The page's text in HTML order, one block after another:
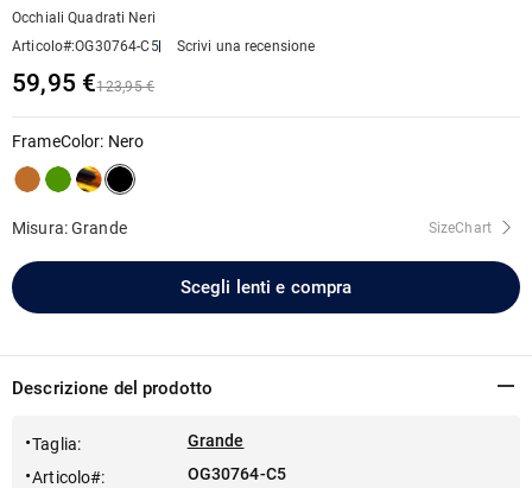
Occhiali Quadrati Neri
Articolo#:OG30764-C5 Scrivi una recensione
59,95 €123,95 €
FrameColor: Nero
Misura: Grande SizeChart
Scegli lenti e compra
Descrizione del prodotto
Taglia:
Grande
Articolo#:
OG30764-C5